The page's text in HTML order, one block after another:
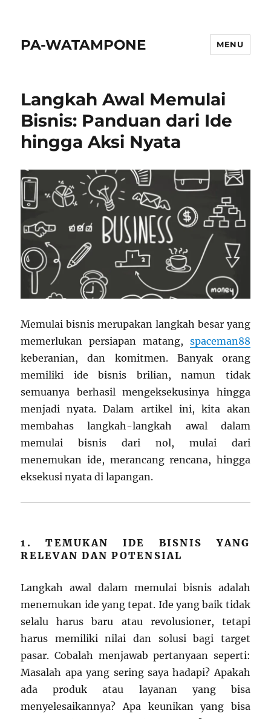
PA-WATAMPONE MENU
Langkah Awal Memulai
Bisnis: Panduan dari Ide
hingga Aksi Nyata
Memulai bisnis merupakan langkah besar yang
memerlukan persiapan matang, spaceman88
keberanian, dan komitmen. Banyak orang
memiliki ide bisnis brilian, namun tidak
semuanya berhasil mengeksekusinya hingga
menjadi nyata. Dalam artikel ini, kita akan
membahas langkah-langkah awal dalam
memulai bisnis dari nol, mulai dari
menemukan ide, merancang rencana, hingga
eksekusi nyata di lapangan.
1. TEMUKAN IDE BISNIS YANG
RELEVAN DAN POTENSIAL
Langkah awal dalam memulai bisnis adalah
menemukan ide yang tepat. Ide yang baik tidak
selalu harus baru atau revolusioner, tetapi
harus memiliki nilai dan solusi bagi target
pasar. Cobalah menjawab pertanyaan seperti:
Masalah apa yang sering saya hadapi? Apakah
ada produk atau layanan yang bisa
menyelesaikannya? Apa keunikan yang bisa